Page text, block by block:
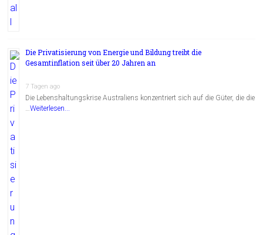
Die Privatisierung von Energie und Bildung treibt die
Gesamtinflation seit über 20 Jahren an
7 Tagen ago
Die Lebenshaltungskrise Australiens konzentriert sich auf die Güter, die die
…Weiterlesen...